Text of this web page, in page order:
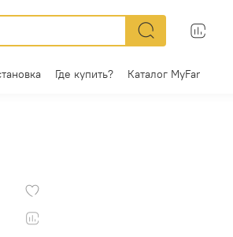
Где купить? Каталог MyFar